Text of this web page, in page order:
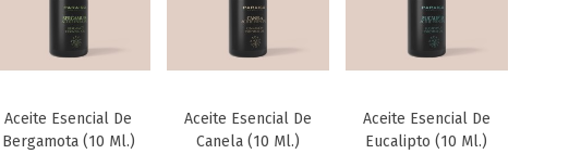
Favorito
Aceite Esencial De
Bergamota (10 Ml.)
Favorito
Aceite Esencial De
Canela (10 Ml.)
Favorito
Aceite Esencial De
Eucalipto (10 Ml.)